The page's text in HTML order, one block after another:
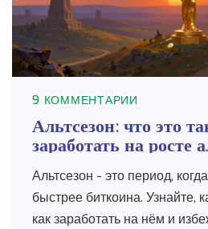
9 КОММЕНТАРИИ
Альтсезон: что это
заработать на росте
Альтсезон - это период,
быстрее биткоина. Узнайте,
как заработать на нём и